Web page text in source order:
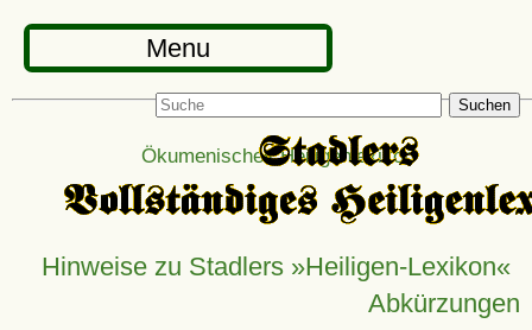
Menu
Suchen
Hinweise zu Stadlers »Heiligen-Lexikon«
Abkürzungen
Ökumenisches Heiligenlexikon